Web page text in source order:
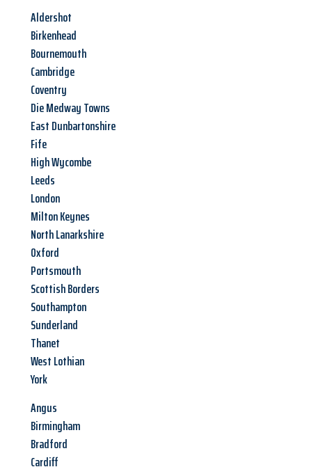
Aldershot
Birkenhead
Bournemouth
Cambridge
Coventry
Die Medway Towns
East Dunbartonshire
Fife
High Wycombe
Leeds
London
Milton Keynes
North Lanarkshire
Oxford
Portsmouth
Scottish Borders
Southampton
Sunderland
Thanet
West Lothian
York
Angus
Birmingham
Bradford
Cardiff